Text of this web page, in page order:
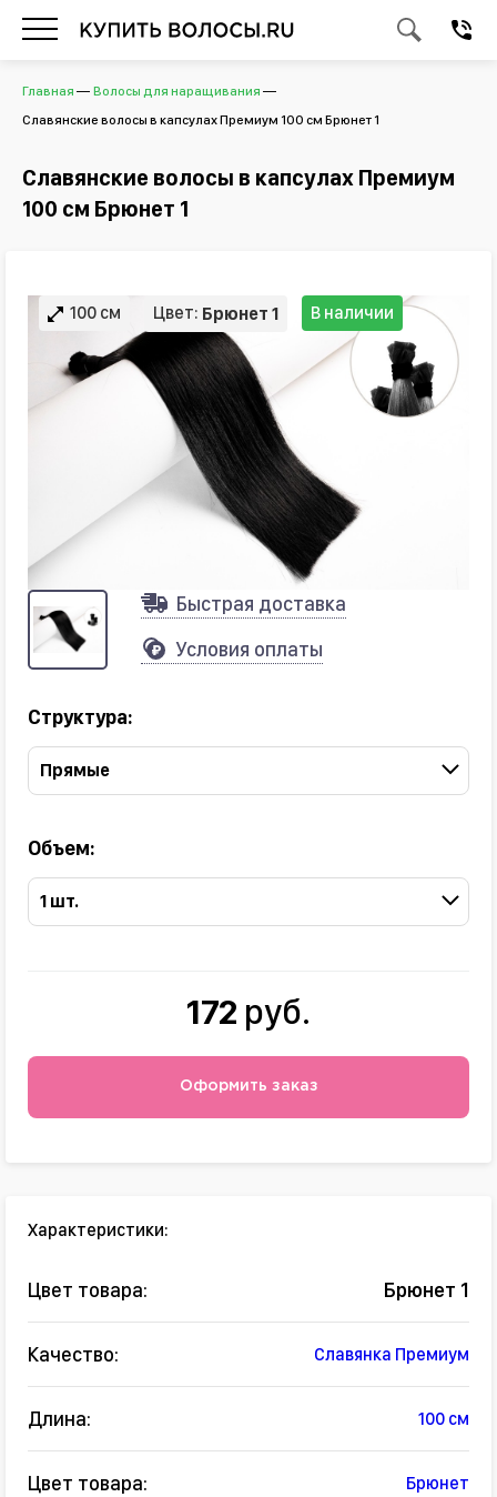
Главная
Волосы для наращивания
Славянские волосы в капсулах Премиум 100 см Брюнет 1
Славянские волосы в капсулах Премиум
100 см Брюнет 1
100 см Цвет: Брюнет 1 В наличии
Быстрая доставка
Условия оплаты
Структура:
Прямые
Объем:
1 шт.
172 руб.
Оформить заказ
Характеристики:
Цвет товара: Брюнет 1
Качество: Славянка Премиум
Длина: 100 см
Цвет товара: Брюнет